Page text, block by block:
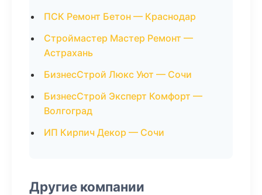
ПСК Ремонт Бетон — Краснодар
Строймастер Мастер Ремонт —
Астрахань
БизнесСтрой Люкс Уют — Сочи
БизнесСтрой Эксперт Комфорт —
Волгоград
ИП Кирпич Декор — Сочи
Другие компании